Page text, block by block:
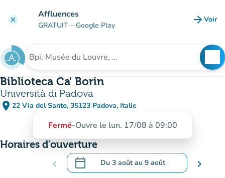
clear Affluences
GRATUIT – Google Play arrow_forward Voir
Rechercher un établissement
Biblioteca Ca' Borin
Università di Padova
place 22 Via del Santo, 35123 Padova, Italie
(ouvrir dans Google Maps)
(nouvel onglet)
Fermé-Ouvre le lun. 17/08 à 09:00
Horaires d'ouverture
chevron_left calendar_today Du 3 aoûtau 9 août
.Ouvrir le calendrier pour changer de
chevron_right